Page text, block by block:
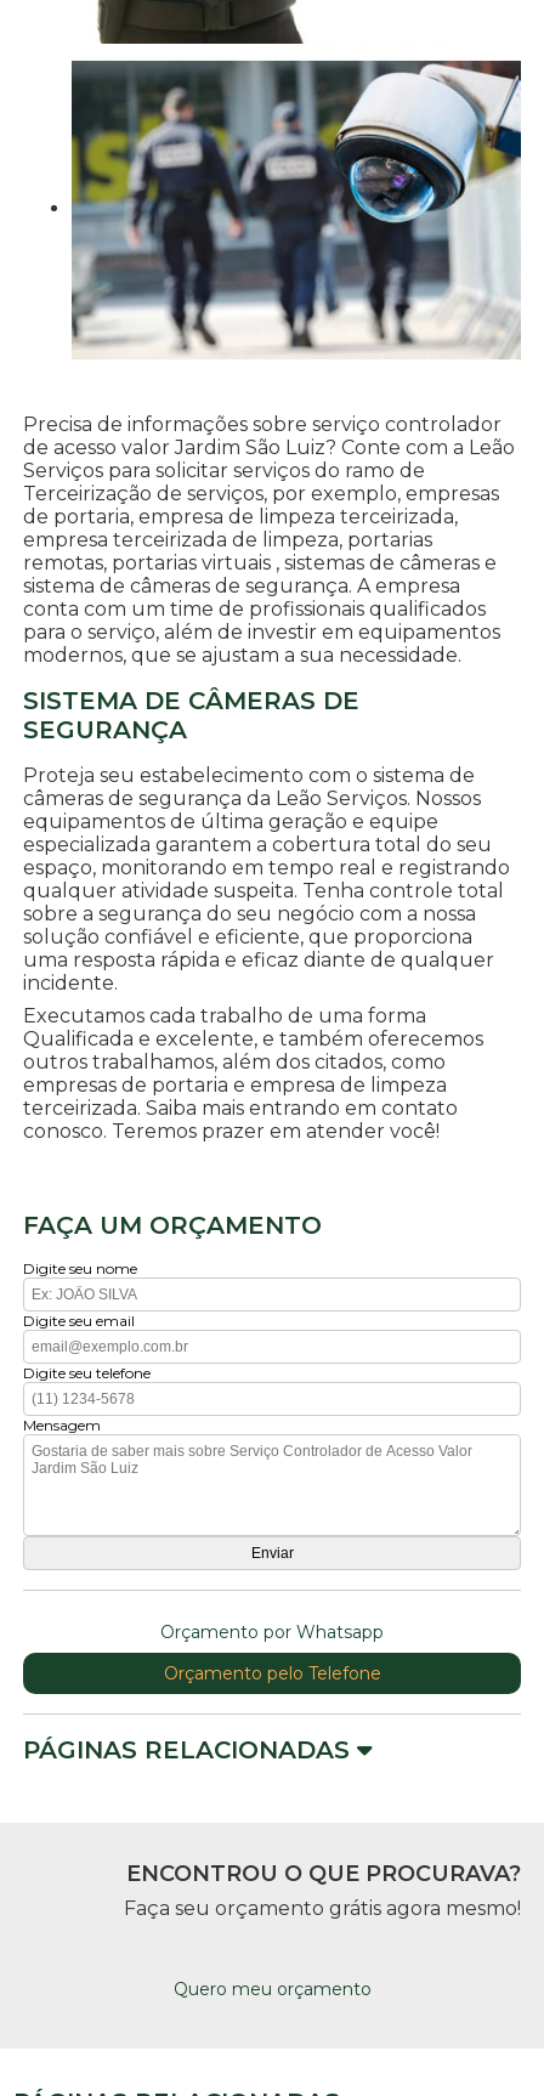
Precisa de informações sobre serviço controlador
de acesso valor Jardim São Luiz? Conte com a Leão
Serviços para solicitar serviços do ramo de
Terceirização de serviços, por exemplo, empresas
de portaria, empresa de limpeza terceirizada,
empresa terceirizada de limpeza, portarias
remotas, portarias virtuais , sistemas de câmeras e
sistema de câmeras de segurança. A empresa
conta com um time de profissionais qualificados
para o serviço, além de investir em equipamentos
modernos, que se ajustam a sua necessidade.
SISTEMA DE CÂMERAS DE
SEGURANÇA
Proteja seu estabelecimento com o sistema de
câmeras de segurança da Leão Serviços. Nossos
equipamentos de última geração e equipe
especializada garantem a cobertura total do seu
espaço, monitorando em tempo real e registrando
qualquer atividade suspeita. Tenha controle total
sobre a segurança do seu negócio com a nossa
solução confiável e eficiente, que proporciona
uma resposta rápida e eficaz diante de qualquer
incidente.
Executamos cada trabalho de uma forma
Qualificada e excelente, e também oferecemos
outros trabalhamos, além dos citados, como
empresas de portaria e empresa de limpeza
terceirizada. Saiba mais entrando em contato
conosco. Teremos prazer em atender você!
FAÇA UM ORÇAMENTO
Digite seu nome
Digite seu email
Digite seu telefone
Mensagem
Orçamento por Whatsapp
Orçamento pelo Telefone
PÁGINAS RELACIONADAS
ENCONTROU O QUE PROCURAVA?
Faça seu orçamento grátis agora mesmo!
Quero meu orçamento